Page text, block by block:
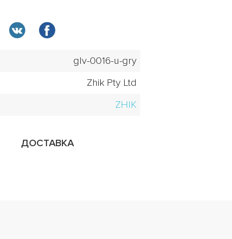
glv-0016-u-gry
Zhik Pty Ltd
ZHIK
ДОСТАВКА